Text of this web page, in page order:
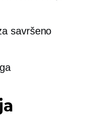
savršeno